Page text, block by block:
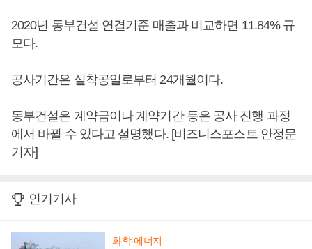
2020년 동부건설 연결기준 매출과 비교하면 11.84% 규
모다.
공사기간은 실착공일로부터 24개월이다.
동부건설은 계약금이나 계약기간 등은 공사 진행 과정
에서 바뀔 수 있다고 설명했다. [비즈니스포스트 안정문
기자]
인기기사
화학·에너지